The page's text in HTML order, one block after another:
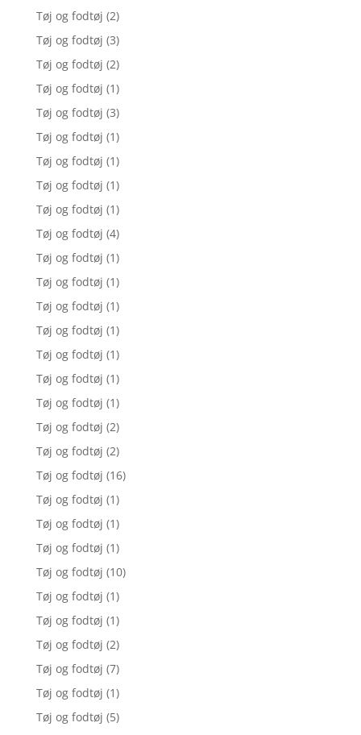
Tøj og fodtøj (2)
Tøj og fodtøj (3)
Tøj og fodtøj (2)
Tøj og fodtøj (1)
Tøj og fodtøj (3)
Tøj og fodtøj (1)
Tøj og fodtøj (1)
Tøj og fodtøj (1)
Tøj og fodtøj (1)
Tøj og fodtøj (4)
Tøj og fodtøj (1)
Tøj og fodtøj (1)
Tøj og fodtøj (1)
Tøj og fodtøj (1)
Tøj og fodtøj (1)
Tøj og fodtøj (1)
Tøj og fodtøj (1)
Tøj og fodtøj (2)
Tøj og fodtøj (2)
Tøj og fodtøj (16)
Tøj og fodtøj (1)
Tøj og fodtøj (1)
Tøj og fodtøj (1)
Tøj og fodtøj (10)
Tøj og fodtøj (1)
Tøj og fodtøj (1)
Tøj og fodtøj (2)
Tøj og fodtøj (7)
Tøj og fodtøj (1)
Tøj og fodtøj (5)